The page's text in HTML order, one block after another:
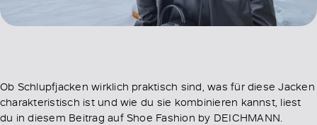
Ob Schlupfjacken wirklich praktisch sind, was für diese Jacken
charakteristisch ist und wie du sie kombinieren kannst, liest
du in diesem Beitrag auf Shoe Fashion by DEICHMANN.